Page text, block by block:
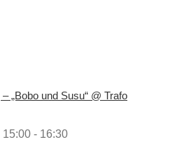
„Bobo und Susu“ @ Trafo
15:00 - 16:30